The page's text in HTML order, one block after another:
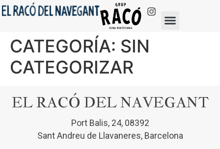
CATEGORÍA: SIN
CATEGORIZAR
EL RACÓ DEL NAVEGANT
Port Balis, 24, 08392
Sant Andreu de Llavaneres, Barcelona